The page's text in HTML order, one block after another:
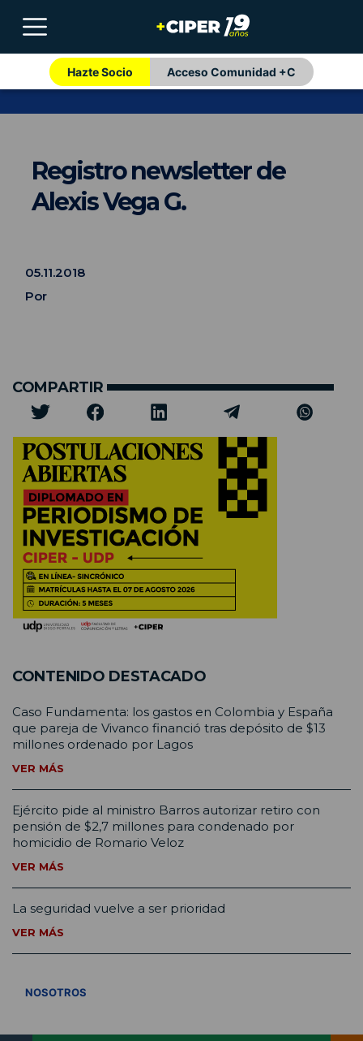
Hazte Socio Acceso Comunidad +C
Registro newsletter de
Alexis Vega G.
05.11.2018
Por
COMPARTIR
CONTENIDO DESTACADO
Caso Fundamenta: los gastos en Colombia y España
que pareja de Vivanco financió tras depósito de $13
millones ordenado por Lagos
VER MÁS
Ejército pide al ministro Barros autorizar retiro con
pensión de $2,7 millones para condenado por
homicidio de Romario Veloz
VER MÁS
La seguridad vuelve a ser prioridad
VER MÁS
NOSOTROS